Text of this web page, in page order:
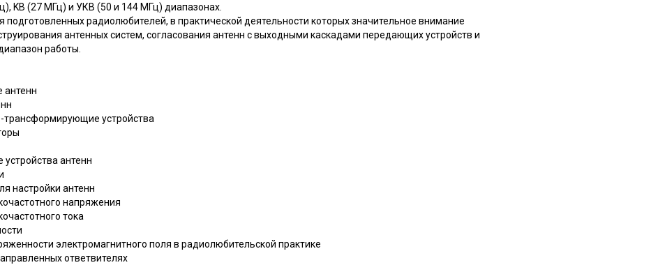
KB (27 МГц) и УКВ (50 и 144 МГц) диапазонах.
подготовленных радиолюбителей, в практической деятельности которых значительное внимание
антенных систем, согласования антенн с выходными каскадами передающих устройств и
работы.
антенн
устройства
антенн
настройки антенн
напряжения
тока
электромагнитного поля в радиолюбительской практике
ответвителях